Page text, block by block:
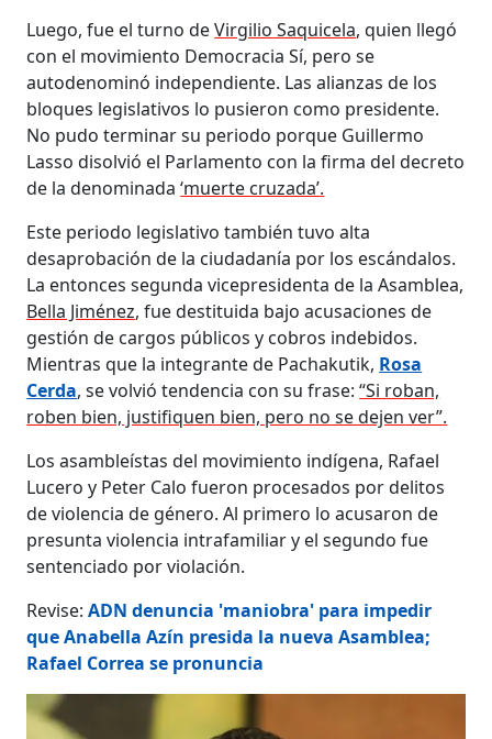
Luego, fue el turno deVirgilio Saquicela, quien llegó
con el movimiento Democracia Sí, pero se
autodenominó independiente. Las alianzas de los
bloques legislativos lo pusieron como presidente.
No pudo terminar su periodo porque Guillermo
Lasso disolvió el Parlamento con la firma del decreto
de la denominada‘muerte cruzada’.
Este periodo legislativo también tuvo alta
desaprobación de la ciudadanía por los escándalos.
La entonces segunda vicepresidenta de la Asamblea,
Bella Jiménez, fue destituida bajo acusaciones de
gestión de cargos públicos y cobros indebidos.
Mientras que la integrante de Pachakutik, Rosa
Cerda, se volvió tendencia con su frase:“Si roban,
roben bien, justifiquen bien, pero no se dejen ver”.
Los asambleístas del movimiento indígena, Rafael
Lucero y Peter Calo fueron procesados por delitos
de violencia de género. Al primero lo acusaron de
presunta violencia intrafamiliar y el segundo fue
sentenciado por violación.
Revise:ADN denuncia 'maniobra' para impedir
que Anabella Azín presida la nueva Asamblea;
Rafael Correa se pronuncia